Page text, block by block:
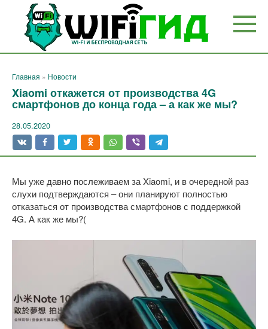
Перейти
контенту
Главная » Новости
Xiaomi откажется от производства 4G
смартфонов до конца года – а как же мы?
28.05.2020
Мы уже давно послеживаем за Xiaomi, и в очередной раз
слухи подтверждаются – они планируют полностью
отказаться от производства смартфонов с поддержкой
4G. А как же мы?(